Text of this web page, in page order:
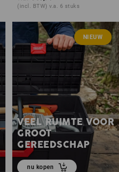
(incl. BTW) v.a. 6 stuks
NIEUW
VEEL RUIMTE VOOR
GROOT
GEREEDSCHAP
nu kopen